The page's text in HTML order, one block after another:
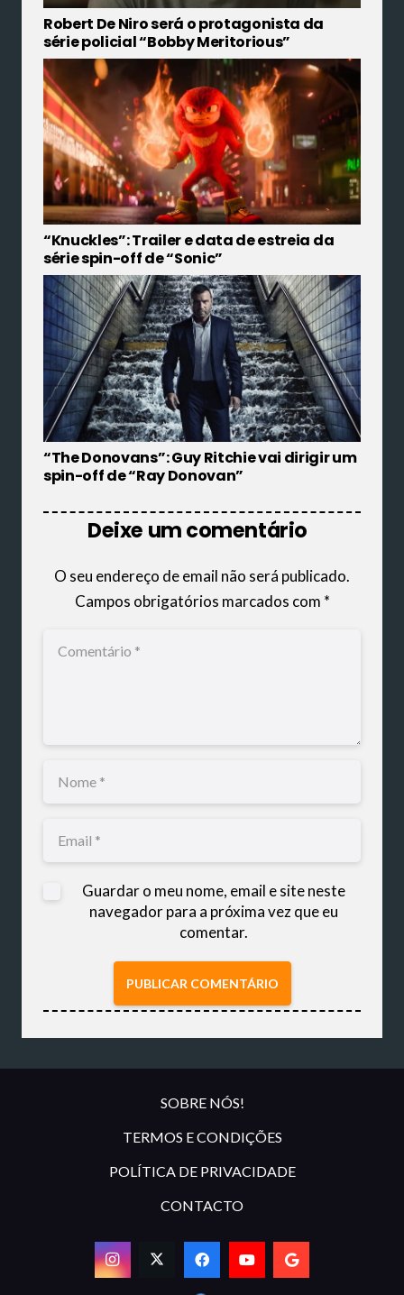
Robert De Niro será o protagonista da
série policial “Bobby Meritorious”
“Knuckles”: Trailer e data de estreia da
série spin-off de “Sonic”
“The Donovans”: Guy Ritchie vai dirigir um
spin-off de “Ray Donovan”
Deixe um comentário
O seu endereço de email não será publicado.
Campos obrigatórios marcados com *
Guardar o meu nome, email e site neste
navegador para a próxima vez que eu
comentar.
PUBLICAR COMENTÁRIO
SOBRE NÓS!
TERMOS E CONDIÇÕES
POLÍTICA DE PRIVACIDADE
CONTACTO